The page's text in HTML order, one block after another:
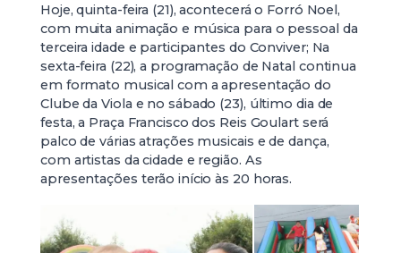
Hoje, quinta-feira (21), acontecerá o Forró Noel,
com muita animação e música para o pessoal da
terceira idade e participantes do Conviver; Na
sexta-feira (22), a programação de Natal continua
em formato musical com a apresentação do
Clube da Viola e no sábado (23), último dia de
festa, a Praça Francisco dos Reis Goulart será
palco de várias atrações musicais e de dança,
com artistas da cidade e região. As
apresentações terão início às 20 horas.